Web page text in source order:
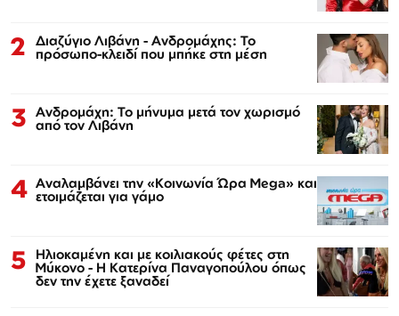
2 Διαζύγιο Λιβάνη - Ανδρομάχης: Το
πρόσωπο-κλειδί που μπήκε στη μέση
3 Ανδρομάχη: Το μήνυμα μετά τον χωρισμό
από τον Λιβάνη
4 Αναλαμβάνει την «Κοινωνία Ώρα Mega» και
ετοιμάζεται για γάμο
5 Ηλιοκαμένη και με κοιλιακούς φέτες στη
Μύκονο - Η Κατερίνα Παναγοπούλου όπως
δεν την έχετε ξαναδεί